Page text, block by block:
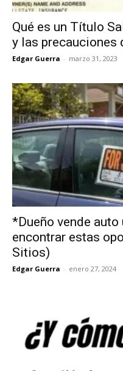
Qué es un Título
y las precauciones
Edgar Guerra - marzo 31, 2023
*Dueño vende
encontrar estas
Sitios)
Edgar Guerra - enero 27, 2024